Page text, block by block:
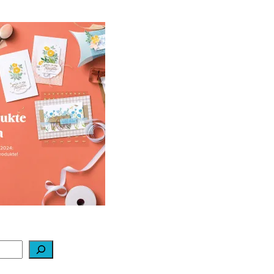
a-bration 2024
Stampin‘ Up!
Februar 2024